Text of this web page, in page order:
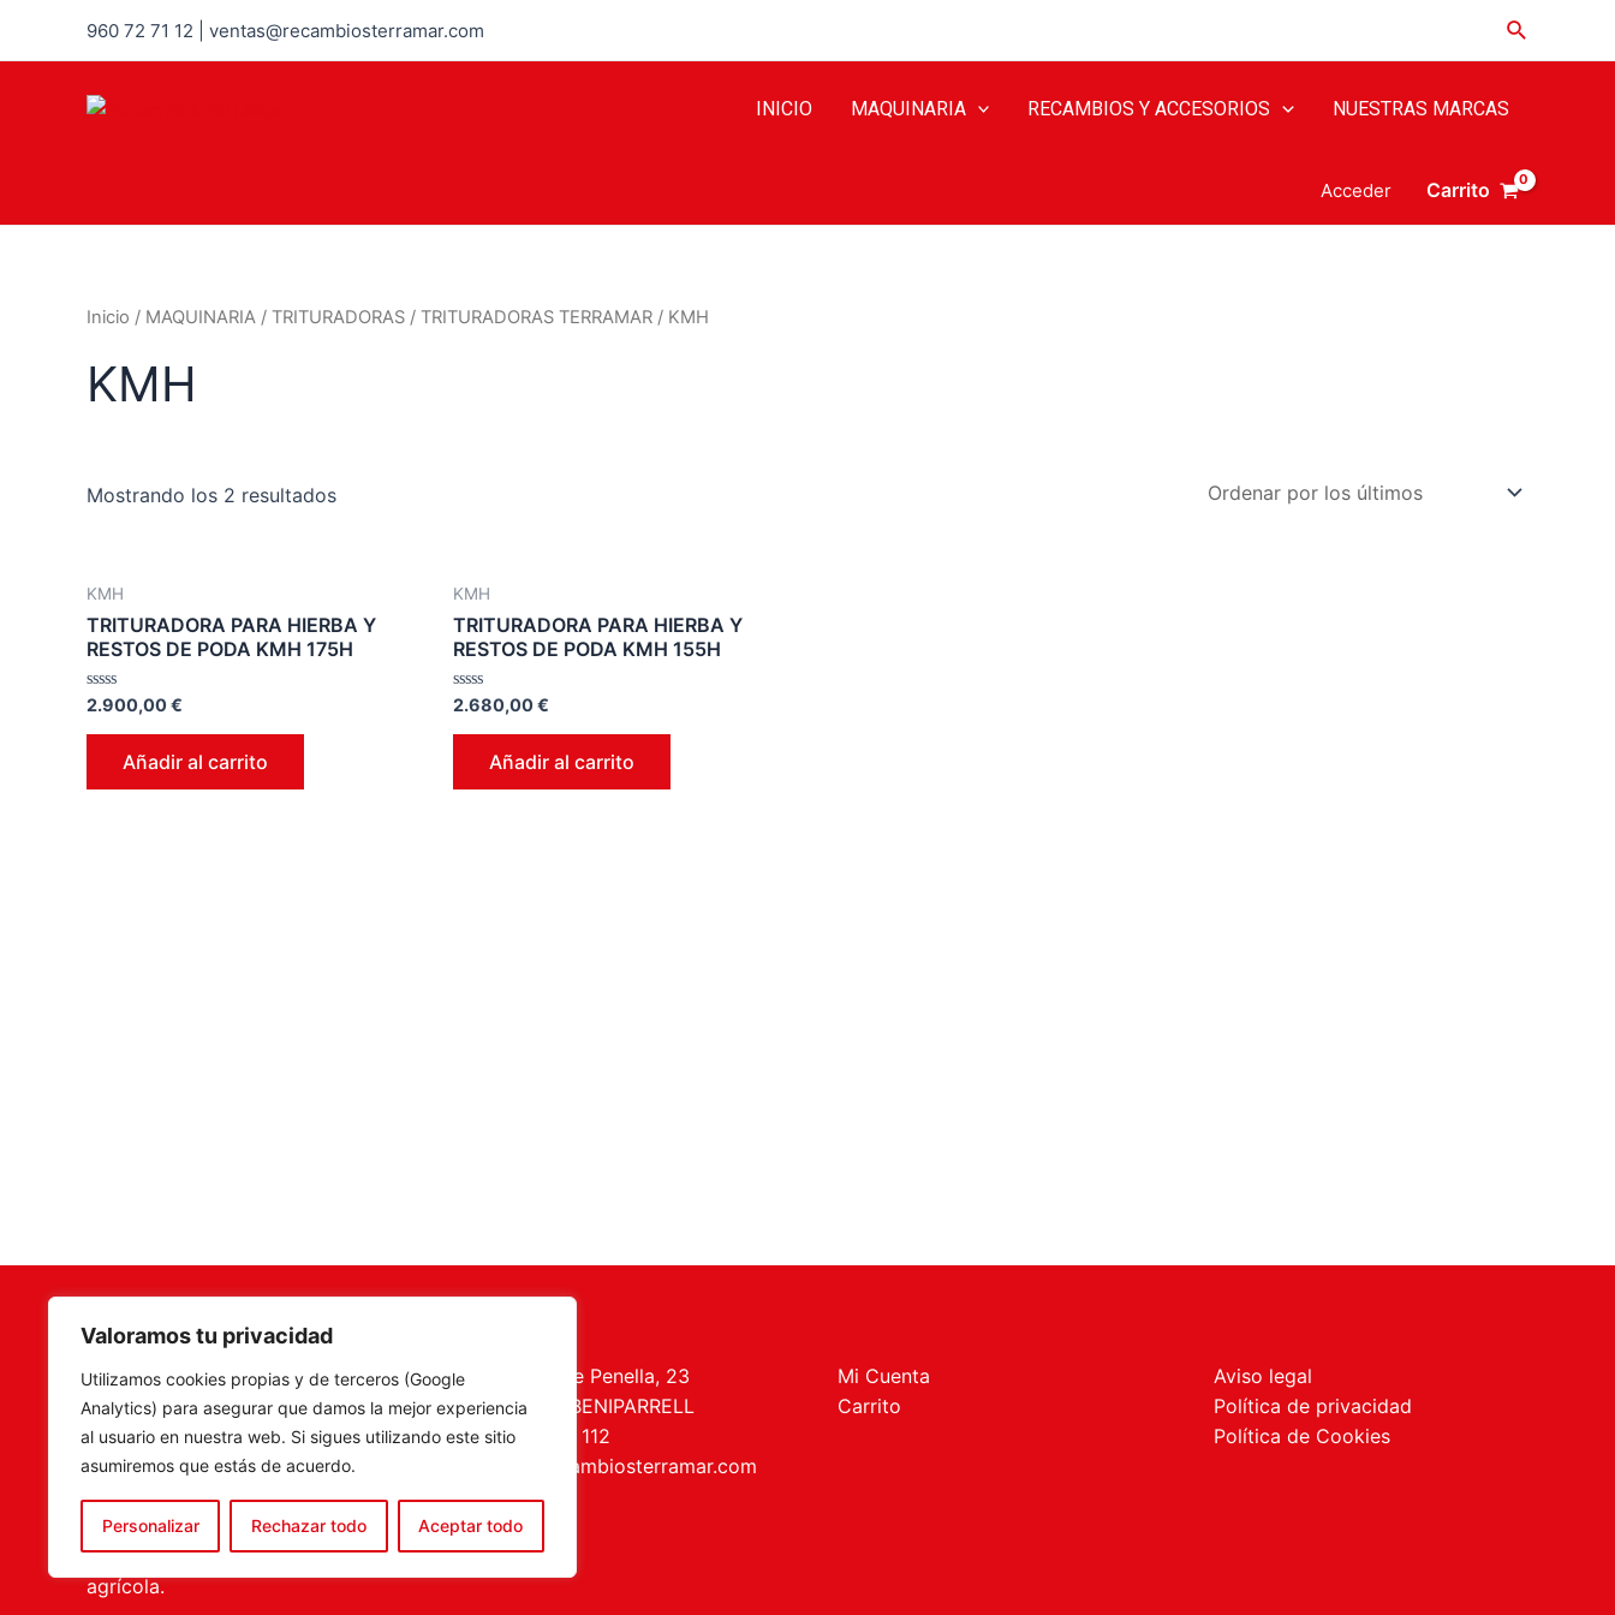
Valoramos tu privacidad
Utilizamos cookies propias y de terceros (Google
Analytics) para asegurar que damos la mejor experiencia
al usuario en nuestra web. Si sigues utilizando este sitio
asumiremos que estás de acuerdo.
Personalizar Rechazar todo Aceptar todo
960 72 71 12 | ventas@recambiosterramar.com
INICIO MAQUINARIA RECAMBIOS Y ACCESORIOS NUESTRAS MARCAS
Acceder Carrito
Inicio / MAQUINARIA / TRITURADORAS / TRITURADORAS TERRAMAR / KMH
KMH
Mostrando los 2 resultados
KMH
TRITURADORA PARA HIERBA Y
RESTOS DE PODA KMH 175H
Valorado
0
2.900,00€
Añadir al carrito
KMH
TRITURADORA PARA HIERBA Y
RESTOS DE PODA KMH 155H
Valorado
0
2.680,00€
Añadir al carrito
Terramar Agrosoluciones
especialistas en venta de
maquinaria, recambios y
accesorios agrícolas, con una
amplia experiencia en el sector.
tenemos la solución más
completa para el porfesional
agrícola.
Camí Font de Penella, 23
C.P. 46469 BENIPARRELL
Tel. 960 727 112
ventas@recambiosterramar.com
Mi Cuenta
Carrito
Aviso legal
Política de privacidad
Política de Cookies